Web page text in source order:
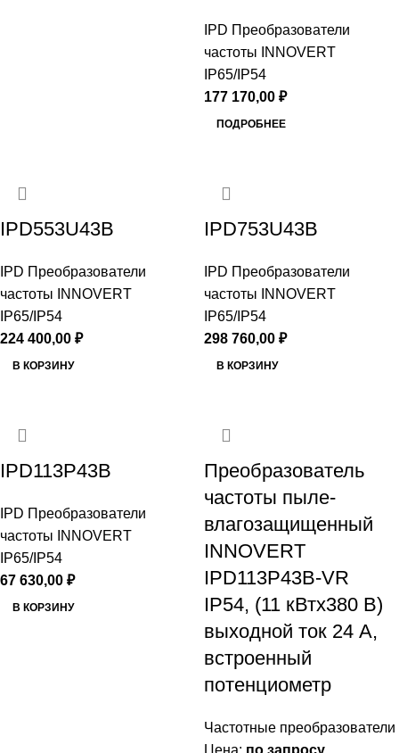
IPD Преобразователи
частоты INNOVERT
IP65/IP54
177 170,00 ₽
ПОДРОБНЕЕ
IPD553U43B
IPD Преобразователи
частоты INNOVERT
IP65/IP54
224 400,00 ₽
В КОРЗИНУ
IPD753U43B
IPD Преобразователи
частоты INNOVERT
IP65/IP54
298 760,00 ₽
В КОРЗИНУ
IPD113P43B
IPD Преобразователи
частоты INNOVERT
IP65/IP54
67 630,00 ₽
В КОРЗИНУ
Преобразователь
частоты пыле-
влагозащищенный
INNOVERT
IPD113P43B-VR
IP54, (11 кВтx380 В)
выходной ток 24 А,
встроенный
потенциометр
Частотные преобразователи